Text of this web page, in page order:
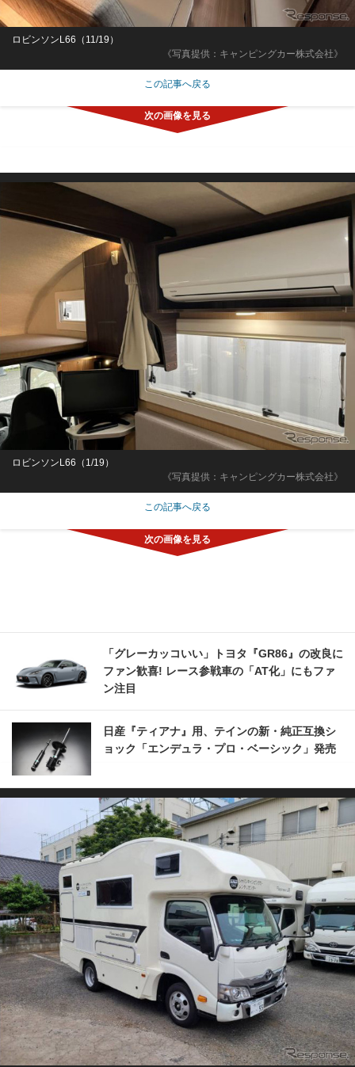
《写真提供：キャンピングカー株式会社》
ロビンソンL66（11/19）
この記事へ戻る
《写真提供：キャンピングカー株式会社》
ロビンソンL66（1/19）
この記事へ戻る
「グレーカッコいい」トヨタ『GR86』の改良に
ファン歓喜! レース参戦車の「AT化」にもファ
ン注目
日産『ティアナ』用、テインの新・純正互換シ
ョック「エンデュラ・プロ・ベーシック」発売